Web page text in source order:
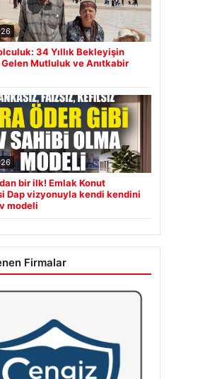
34 Yıllık Bekleyişin
Gelen Mutluluk ve Anıtkabir
bir ilk! Emlak Konut
Dap vizyonuyla kendi kendini
modeli
Firmalar